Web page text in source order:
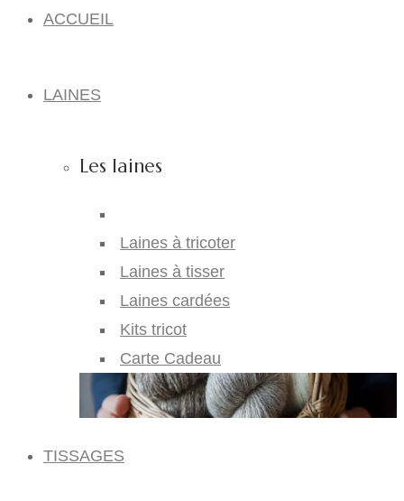
ACCUEIL
LAINES
Les laines
Laines à tricoter
Laines à tisser
Laines cardées
Kits tricot
Carte Cadeau
TISSAGES